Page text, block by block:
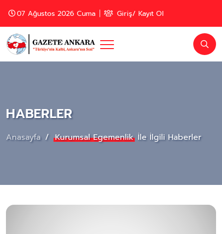
07 Ağustos 2026 Cuma Giriş/ Kayıt Ol
HABERLER
Anasayfa Kurumsal Egemenlik İle İlgili Haberler